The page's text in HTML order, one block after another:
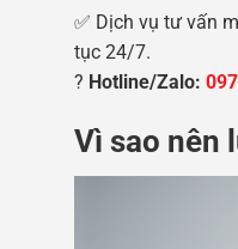
✅ Dịch vụ tư vấn
tục 24/7.
? Hotline/Zalo:
Vì sao nên